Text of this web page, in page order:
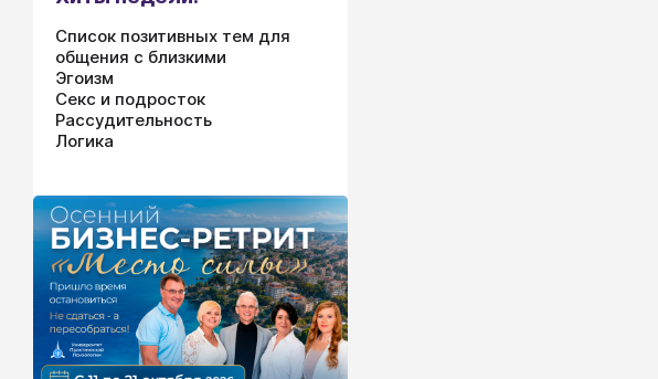
Список позитивных тем для
общения с близкими
Эгоизм
Секс и подросток
Рассудительность
Логика